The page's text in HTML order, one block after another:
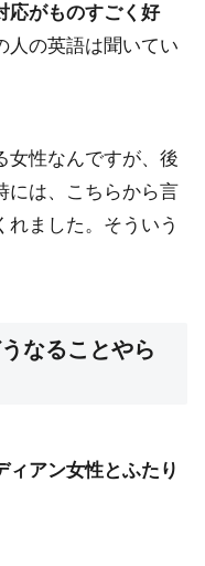
応がものすごく好
人の英語は聞いてい
女性なんですが、後
には、こちらから言
ました。そういう
なることやら
ィアン女性とふたり